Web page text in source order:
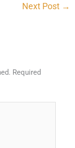
Next Post →
Required